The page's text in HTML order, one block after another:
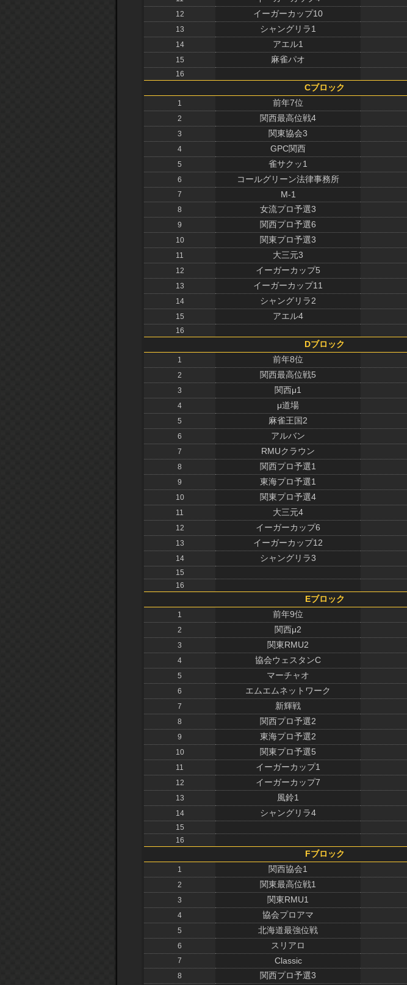
12
イーガーカップ10
13
シャングリラ1
14
アエル1
15
麻雀パオ
16
Cブロック
1 前年7位
2
関西最高位戦4
3
関東協会3
4
GPC関西
5
雀サクッ1
6 コールグリーン法律事務所
7 M-1
8
女流プロ予選3
9
関西プロ予選6
10
関東プロ予選3
11
大三元3
12
イーガーカップ5
13
イーガーカップ11
14
シャングリラ2
15
アエル4
16
Dブロック
1 前年8位
2
関西最高位戦5
3 関西μ1
4
μ道場
5
麻雀王国2
6
アルバン
7
RMUクラウン
8
関西プロ予選1
9
東海プロ予選1
10
関東プロ予選4
11
大三元4
12
イーガーカップ6
13
イーガーカップ12
14
シャングリラ3
15
16
Eブロック
1 前年9位
2
関西μ2
3
関東RMU2
4
協会ウェスタンC
5
マーチャオ
6
エムエムネットワーク
7
新輝戦
8
関西プロ予選2
9
東海プロ予選2
10
関東プロ予選5
11
イーガーカップ1
12
イーガーカップ7
13
風鈴1
14
シャングリラ4
15
16
Fブロック
1 関西協会1
2
関東最高位戦1
3
関東RMU1
4
協会プロアマ
5
北海道最強位戦
6 スリアロ
7 Classic
8
関西プロ予選3